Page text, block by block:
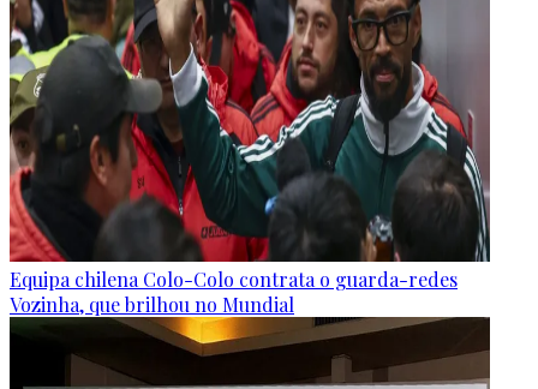
Equipa chilena Colo-Colo contrata o guarda-redes
Vozinha, que brilhou no Mundial